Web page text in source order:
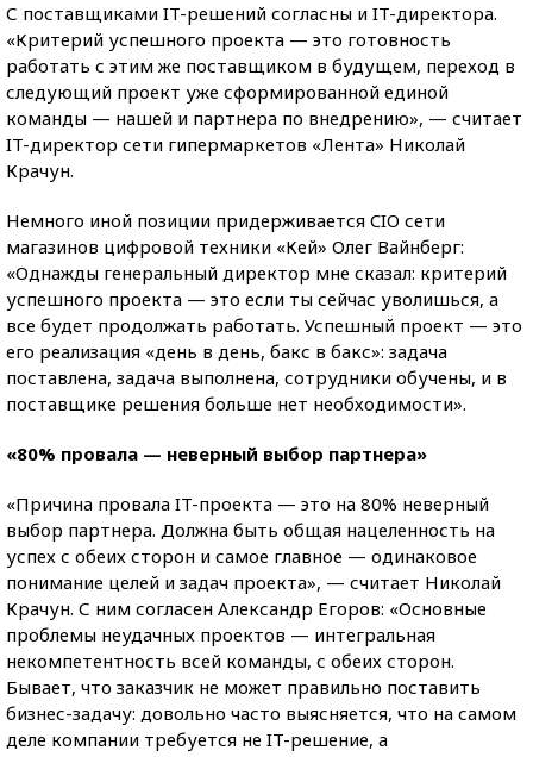
С поставщиками IT-решений согласны и IT-директора.
«Критерий успешного проекта — это готовность
работать с этим же поставщиком в будущем, переход в
следующий проект уже сформированной единой
команды — нашей и партнера по внедрению», — считает
IT-директор сети гипермаркетов «Лента» Николай
Крачун.
Немного иной позиции придерживается CIO сети
магазинов цифровой техники «Кей» Олег Вайнберг:
«Однажды генеральный директор мне сказал: критерий
успешного проекта — это если ты сейчас уволишься, а
все будет продолжать работать. Успешный проект — это
его реализация «день в день, бакс в бакс»: задача
поставлена, задача выполнена, сотрудники обучены, и в
поставщике решения больше нет необходимости».
«80% провала — неверный выбор партнера»
«Причина провала IT-проекта — это на 80% неверный
выбор партнера. Должна быть общая нацеленность на
успех с обеих сторон и самое главное — одинаковое
понимание целей и задач проекта», — считает Николай
Крачун. С ним согласен Александр Егоров: «Основные
проблемы неудачных проектов — интегральная
некомпетентность всей команды, с обеих сторон.
Бывает, что заказчик не может правильно поставить
бизнес-задачу: довольно часто выясняется, что на самом
деле компании требуется не IT-решение, а